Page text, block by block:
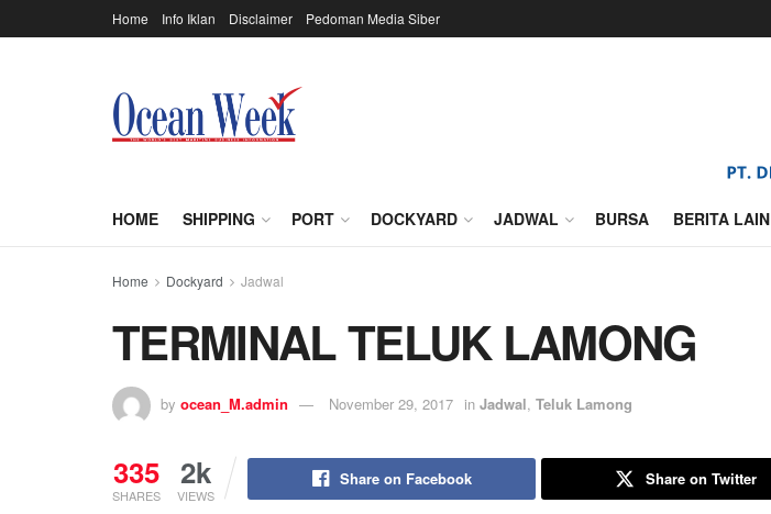
Home Info Iklan Disclaimer Pedoman Media Siber
HOME SHIPPING PORT DOCKYARD JADWAL BURSA BERITA LAIN
Home Dockyard Jadwal
TERMINAL TELUK LAMONG
by ocean_M.admin November 29, 2017 in Jadwal, Teluk Lamong
335
SHARES
2k
VIEWS
Share on Facebook Share on Twitter